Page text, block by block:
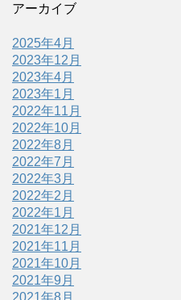
アーカイブ
2025年4月
2023年12月
2023年4月
2023年1月
2022年11月
2022年10月
2022年8月
2022年7月
2022年3月
2022年2月
2022年1月
2021年12月
2021年11月
2021年10月
2021年9月
2021年8月